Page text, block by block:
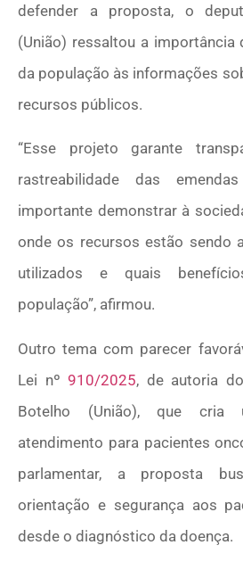
defender a proposta, o
(União) ressaltou a importância
da população às informações
recursos públicos.
“Esse projeto garante
rastreabilidade das
importante demonstrar à
onde os recursos estão sendo
utilizados e quais
população”, afirmou.
Outro tema com parecer
Lei nº 910/2025, de autoria
Botelho (União), que cria
atendimento para pacientes
parlamentar, a proposta
orientação e segurança aos
desde o diagnóstico da doença.